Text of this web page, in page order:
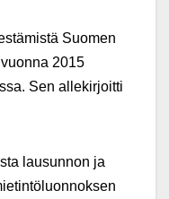
Suomen
2015
Sen allekirjoitti
lausunnon ja